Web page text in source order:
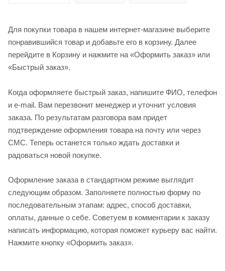
Для покупки товара в нашем интернет-магазине выберите
понравившийся товар и добавьте его в корзину. Далее
перейдите в Корзину и нажмите на «Оформить заказ» или
«Быстрый заказ».
Когда оформляете быстрый заказ, напишите ФИО, телефон
и e-mail. Вам перезвонит менеджер и уточнит условия
заказа. По результатам разговора вам придет
подтверждение оформления товара на почту или через
СМС. Теперь останется только ждать доставки и
радоваться новой покупке.
Оформление заказа в стандартном режиме выглядит
следующим образом. Заполняете полностью форму по
последовательным этапам: адрес, способ доставки,
оплаты, данные о себе. Советуем в комментарии к заказу
написать информацию, которая поможет курьеру вас найти.
Нажмите кнопку «Оформить заказ».